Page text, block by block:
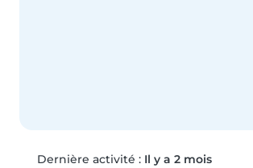
Dernière activité : Il y a 2 mois